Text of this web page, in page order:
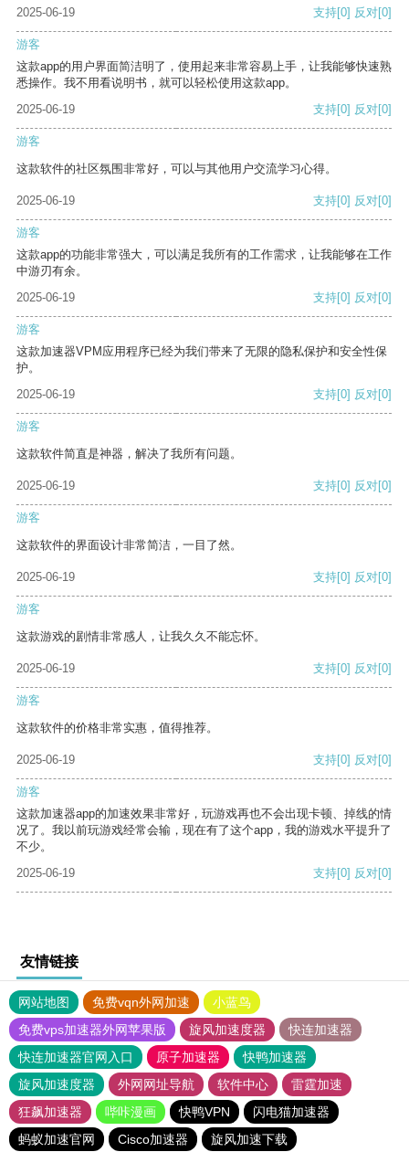
2025-06-19
支持[0] 反对[0]
游客
这款app的用户界面简洁明了，使用起来非常容易上手，让我能够快速熟
悉操作。我不用看说明书，就可以轻松使用这款app。
2025-06-19
支持[0] 反对[0]
游客
这款软件的社区氛围非常好，可以与其他用户交流学习心得。
2025-06-19 支持[0] 反对[0]
游客
这款app的功能非常强大，可以满足我所有的工作需求，让我能够在工作
中游刃有余。
2025-06-19
支持[0] 反对[0]
游客
这款加速器VPM应用程序已经为我们带来了无限的隐私保护和安全性保
护。
2025-06-19
支持[0] 反对[0]
游客
这款软件简直是神器，解决了我所有问题。
2025-06-19 支持[0] 反对[0]
游客
这款软件的界面设计非常简洁，一目了然。
2025-06-19 支持[0] 反对[0]
游客
这款游戏的剧情非常感人，让我久久不能忘怀。
2025-06-19 支持[0] 反对[0]
游客
这款软件的价格非常实惠，值得推荐。
2025-06-19 支持[0] 反对[0]
游客
这款加速器app的加速效果非常好，玩游戏再也不会出现卡顿、掉线的情
况了。我以前玩游戏经常会输，现在有了这个app，我的游戏水平提升了
不少。
2025-06-19
支持[0] 反对[0]
友情链接
网站地图 免费vqn外网加速
小蓝鸟
免费vps加速器外网苹果版
旋风加速度器
快连加速器
快连加速器官网入口
原子加速器
快鸭加速器
旋风加速度器
外网网址导航 软件中心
雷霆加速
狂飙加速器
哔咔漫画 快鸭VPN
闪电猫加速器
蚂蚁加速官网
Cisco加速器 旋风加速下载